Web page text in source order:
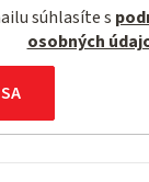
súhlasíte s
osobných